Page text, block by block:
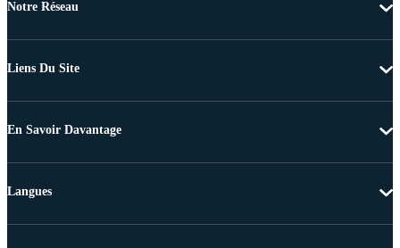
Notre Réseau
Liens Du Site
En Savoir Davantage
Langues